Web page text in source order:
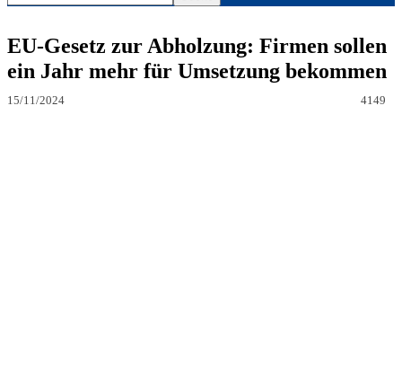
EU-Gesetz zur Abholzung: Firmen sollen
ein Jahr mehr für Umsetzung bekommen
15/11/2024 4149